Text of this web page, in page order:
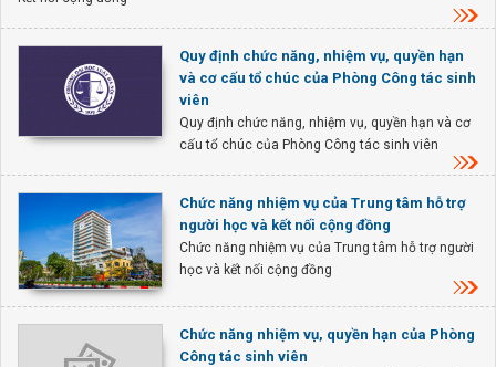
Quy định chức năng, nhiệm vụ, quyền hạn
và cơ cấu tổ chúc của Phòng Công tác sinh
viên
Quy định chức năng, nhiệm vụ, quyền hạn và cơ
cấu tổ chúc của Phòng Công tác sinh viên
Chức năng nhiệm vụ của Trung tâm hỗ trợ
người học và kết nối cộng đồng
Chức năng nhiệm vụ của Trung tâm hỗ trợ người
học và kết nối cộng đồng
Chức năng nhiệm vụ, quyền hạn của Phòng
Công tác sinh viên